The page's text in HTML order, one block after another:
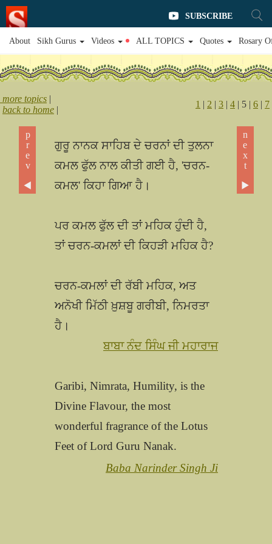
SUBSCRIBE
About Sikh Gurus Videos ALL TOPICS Quotes Rosary
more topics |
back to home |
1 | 2 | 3 | 4 | 5 | 6 | 7
prev ◀
ਗੁਰੂ ਨਾਨਕ ਸਾਹਿਬ ਦੇ ਚਰਨਾਂ ਦੀ ਤੁਲਨਾ
ਕਮਲ ਫੁੱਲ ਨਾਲ ਕੀਤੀ ਗਈ ਹੈ, 'ਚਰਨ-
ਕਮਲ' ਕਿਹਾ ਗਿਆ ਹੈ।
ਪਰ ਕਮਲ ਫੁੱਲ ਦੀ ਤਾਂ ਮਹਿਕ ਹੁੰਦੀ ਹੈ,
ਤਾਂ ਚਰਨ-ਕਮਲਾਂ ਦੀ ਕਿਹੜੀ ਮਹਿਕ ਹੈ?
ਚਰਨ-ਕਮਲਾਂ ਦੀ ਰੱਬੀ ਮਹਿਕ, ਅਤ
ਅਨੋਖੀ ਮਿੱਠੀ ਖ਼ੁਸ਼ਬੂ ਗਰੀਬੀ, ਨਿਮਰਤਾ
ਹੈ।
ਬਾਬਾ ਨੰਦ ਸਿੰਘ ਜੀ ਮਹਾਰਾਜ
Garibi, Nimrata, Humility, is the
Divine Flavour, the most
wonderful fragrance of the Lotus
Feet of Lord Guru Nanak.
Baba Narinder Singh Ji
next ▶